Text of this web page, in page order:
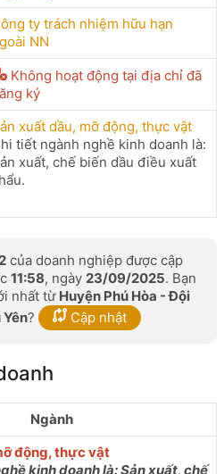
ty trách nhiệm hữu hạn
NN
Không hoạt động tại địa chỉ đã
ký
xuất dầu, mỡ động, thực vật
tiết ngành nghề kinh doanh là:
xuất, chế biến dầu điều xuất
của doanh nghiệp được cập
11:58, ngày 23/09/2025. Bạn
nhất từ Huyện Phú Hòa - Đội
? Cập nhật
Ngành
động, thực vật
kinh doanh là: Sản xuất, chế